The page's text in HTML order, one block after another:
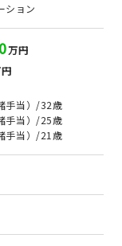
ション
万円
手当）/32歳
手当）/25歳
手当）/21歳